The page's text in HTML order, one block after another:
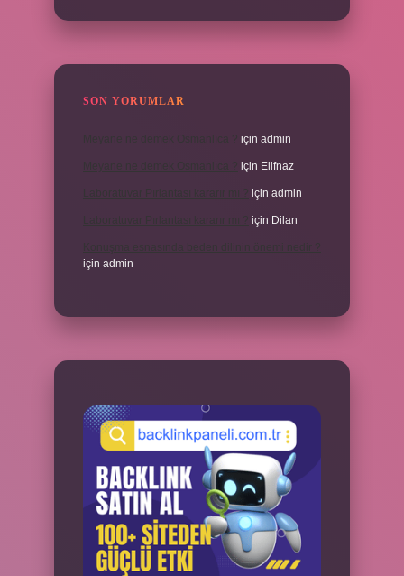
SON YORUMLAR
için admin
için Elifnaz
için admin
için Dilan
için admin